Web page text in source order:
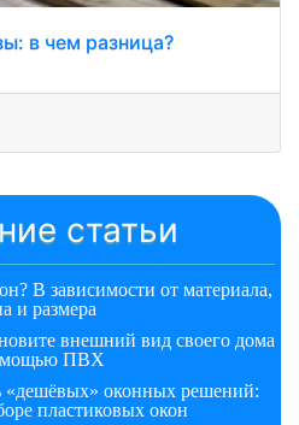
в чем разница?
статьи
В зависимости от материала,
и размера
внешний вид своего дома
ПВХ
«дешёвых» оконных решений:
пластиковых окон